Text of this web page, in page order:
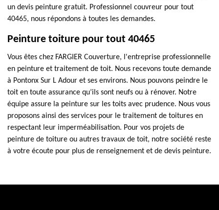
un devis peinture gratuit. Professionnel couvreur pour tout
40465, nous répondons à toutes les demandes.
Peinture toiture pour tout 40465
Vous êtes chez FARGIER Couverture, l'entreprise professionnelle
en peinture et traitement de toit. Nous recevons toute demande
à Pontonx Sur L Adour et ses environs. Nous pouvons peindre le
toit en toute assurance qu’ils sont neufs ou à rénover. Notre
équipe assure la peinture sur les toits avec prudence. Nous vous
proposons ainsi des services pour le traitement de toitures en
respectant leur imperméabilisation. Pour vos projets de
peinture de toiture ou autres travaux de toit, notre société reste
à votre écoute pour plus de renseignement et de devis peinture.